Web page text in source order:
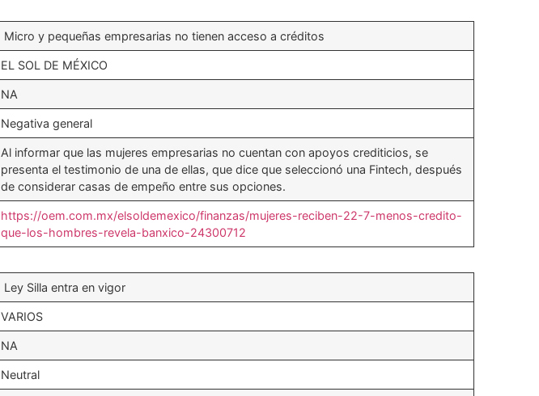
Micro y pequeñas empresarias no tienen acceso a créditos
EL SOL DE MÉXICO
NA
Negativa general
Al informar que las mujeres empresarias no cuentan con apoyos crediticios, se
presenta el testimonio de una de ellas, que dice que seleccionó una Fintech, después
de considerar casas de empeño entre sus opciones.
https://oem.com.mx/elsoldemexico/finanzas/mujeres-reciben-22-7-menos-credito-
que-los-hombres-revela-banxico-24300712
Ley Silla entra en vigor
VARIOS
NA
Neutral